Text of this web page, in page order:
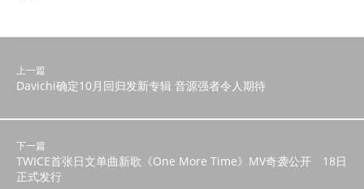
上一篇
Davichi确定10月回归发新专辑 音源强者令人期待
下一篇
TWICE首张日文单曲新歌《One More Time》MV奇袭公开 18日
正式发行